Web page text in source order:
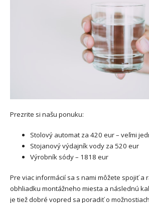
Prezrite si našu ponuku:
Stolový automat za 420 eur – veľmi
Stojanový výdajník vody za 520 eur
Výrobník sódy – 1818 eur
Pre viac informácií sa s nami môžete spojiť a
obhliadku montážneho miesta a následnú
je tiež dobré vopred sa poradiť o